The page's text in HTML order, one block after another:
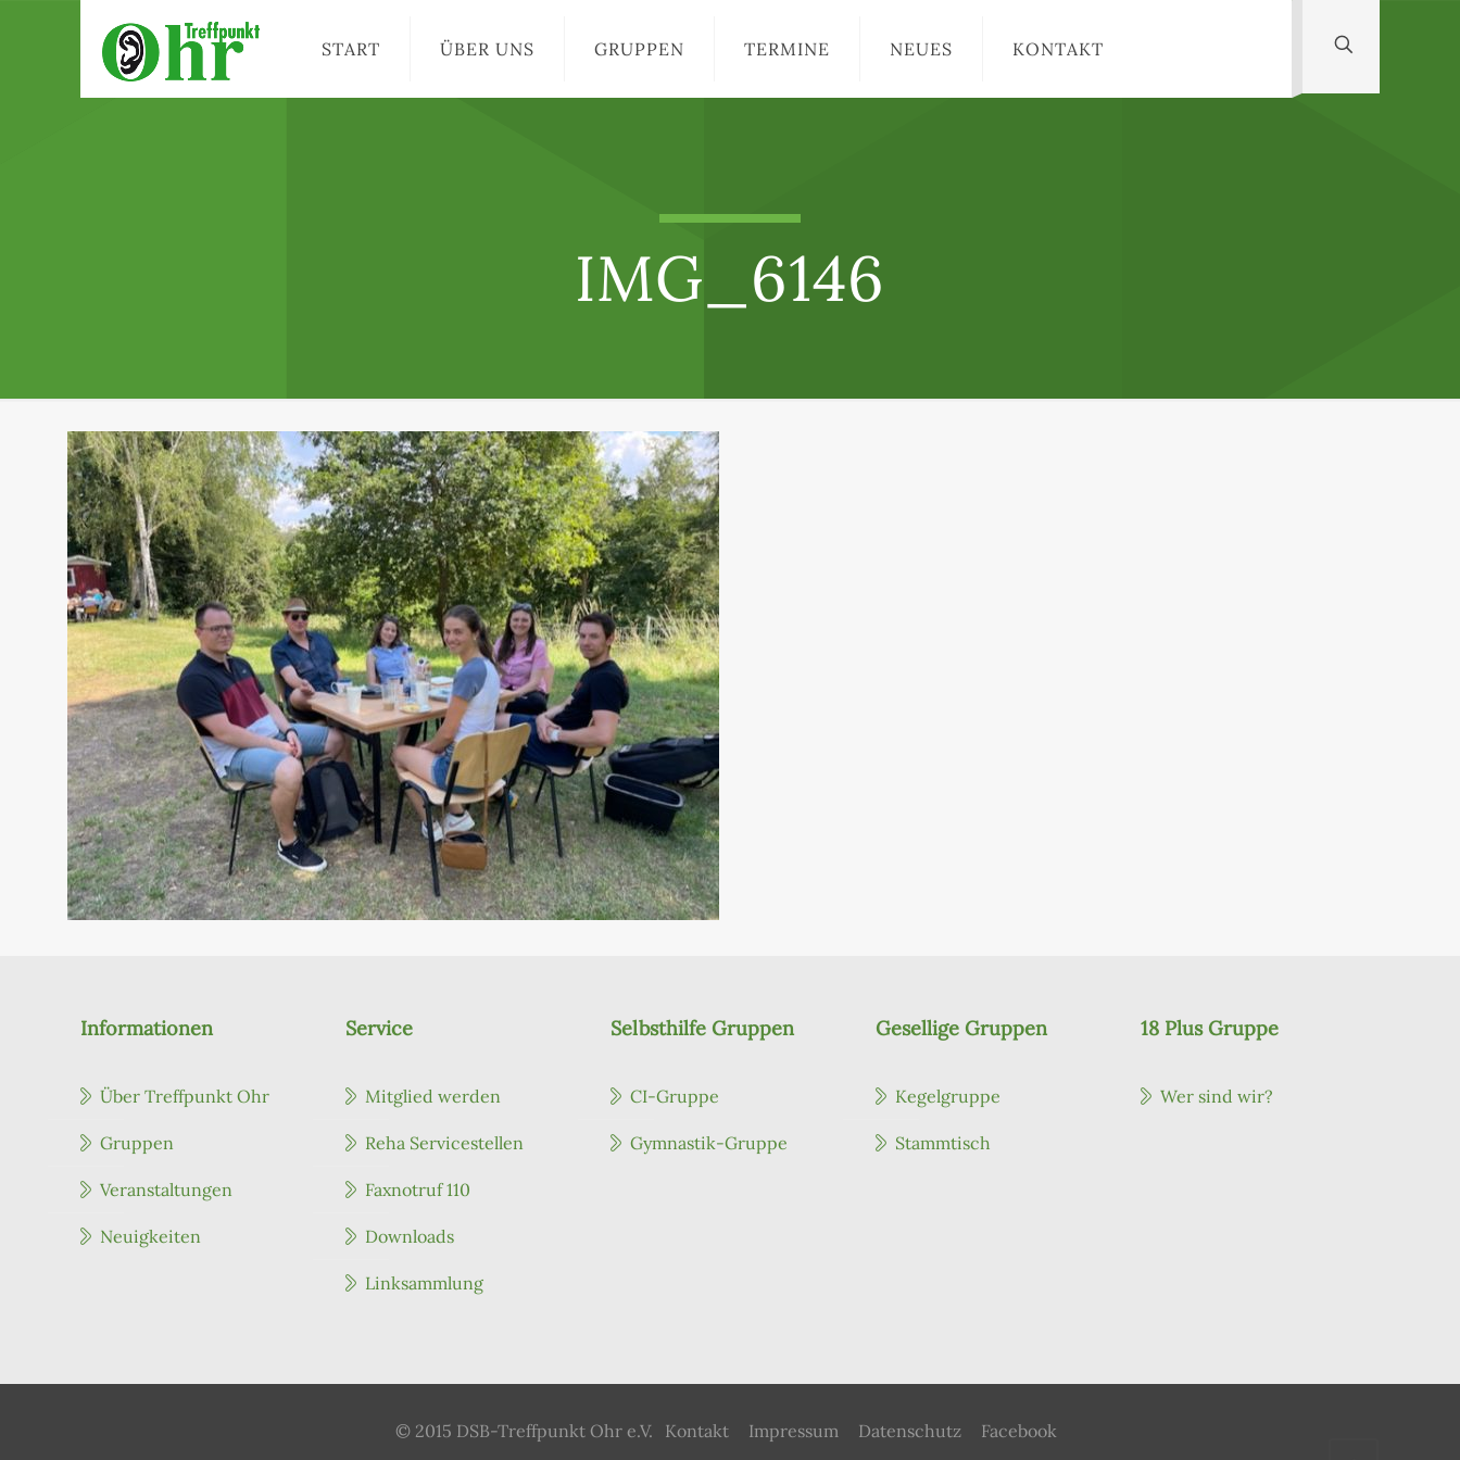
START ÜBER UNS GRUPPEN TERMINE NEUES KONTAKT
IMG_6146
Informationen
Über Treffpunkt Ohr
Gruppen
Veranstaltungen
Neuigkeiten
Service
Mitglied werden
Reha Servicestellen
Faxnotruf 110
Downloads
Linksammlung
Selbsthilfe Gruppen
CI-Gruppe
Gymnastik-Gruppe
Gesellige Gruppen
Kegelgruppe
Stammtisch
18 Plus Gruppe
Wer sind wir?
© 2015 DSB-Treffpunkt Ohr e.V. Kontakt Impressum Datenschutz Facebook